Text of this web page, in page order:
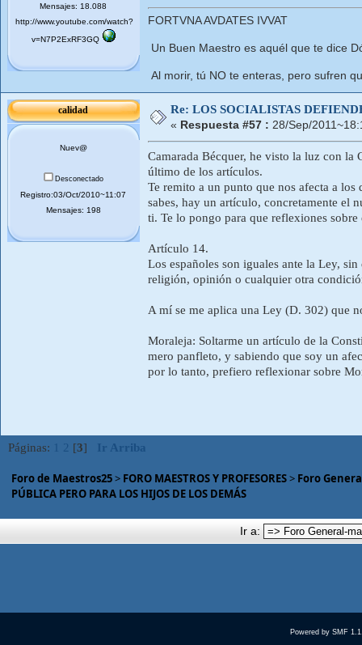
Mensajes: 18.088
http://www.youtube.com/watch?
v=N7P2ExRF3GQ
FORTVNA AVDATES IVVAT
Un Buen Maestro es aquél que te dice
Al morir, tú NO te enteras, pero sufren
calidad
Nuev@
Desconectado
Registro:03/Oct/2010~11:07
Mensajes: 198
Re: LOS SOCIALISTAS
« Respuesta #57 : 28/Sep/
Camarada Bécquer, he visto la luz con la
último de los artículos.
Te remito a un punto que nos afecta a
sabes, hay un artículo, concretamente el
ti. Te lo pongo para que reflexiones sobre
Artículo 14.
Los españoles son iguales ante la Ley,
religión, opinión o cualquier otra
A mí se me aplica una Ley (D. 302) que
Moraleja: Soltarme un artículo de la
mero panfleto, y sabiendo que soy un
por lo tanto, prefiero reflexionar sobre
Páginas: 2 [3] Ir Arriba
Foro de Maestros25> FORO MAESTROS Y PROFESORES> Foro
PÚBLICA PERO PARA LOS HIJOS DE LOS DEMÁS
Ir a:
Powered by SMF